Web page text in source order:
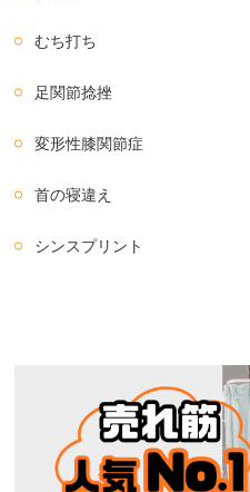
むち打ち
足関節捻挫
変形性膝関節症
首の寝違え
シンスプリント